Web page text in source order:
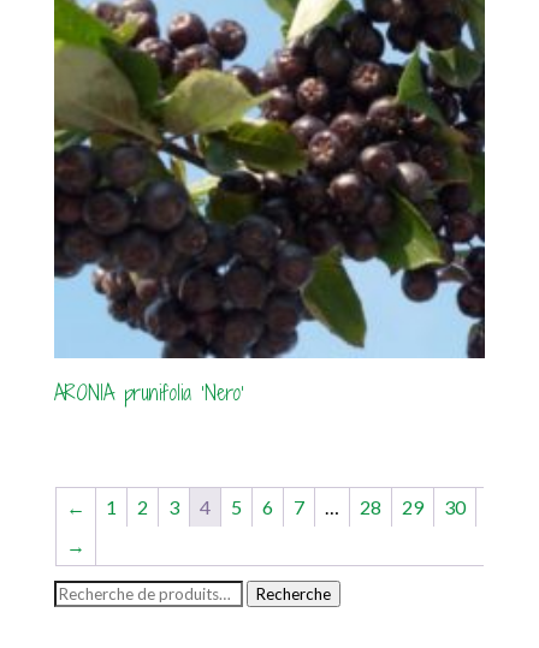
ARONIA prunifolia ‘Nero’
← 1 2 3 4 5 6 7 … 28 29
30
→
Recherche
Recherche